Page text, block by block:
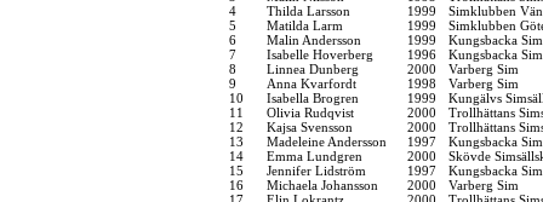
4
Thilda Larsson 1999
Simklubben
5
Matilda Larm 1999
Simklubben
6
Malin Andersson 1999
Kungsbacka
7
Isabelle Hoverberg 1996
Kungsbacka
8
Linnea Dunberg 2000
Varberg Sim
9
Anna Kvarfordt 1998
Varberg Sim
10
Isabella Brogren 1999
Kungälvs
11
Olivia Rudqvist 2000
Trollhättans
12
Kajsa Svensson 2000
Trollhättans
13
Madeleine Andersson 1997
Kungsbacka
14
Emma Lundgren 2000
Skövde
15
Jennifer Lidström 1997
Kungsbacka
16
Michaela Johansson 2000
Varberg Sim